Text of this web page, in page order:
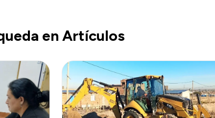
en Artículos